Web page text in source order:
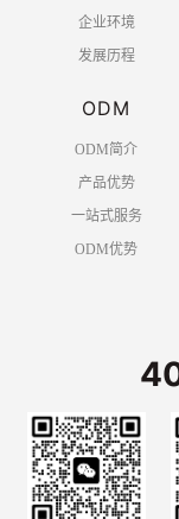
企业环境
发展历程
ODM
ODM简介
产品优势
一站式服务
ODM优势